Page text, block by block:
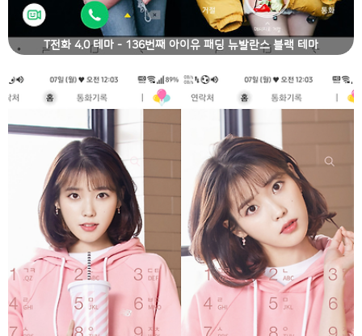
T전화 4.0 테마 - 136번째 아이유 패딩 뉴발란스 블랙 테마